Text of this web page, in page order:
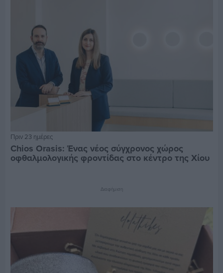
Πριν 23 ημέρες
Chios Orasis: Ένας νέος σύγχρονος χώρος
οφθαλμολογικής φροντίδας στο κέντρο της Χίου
Διαφήμιση